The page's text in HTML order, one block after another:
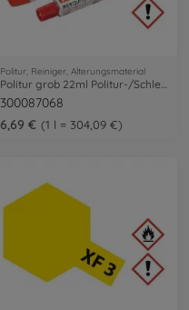
Politur, Reiniger, Alterungsmaterial
300087068
6,69 €
1 l = 304,09 €